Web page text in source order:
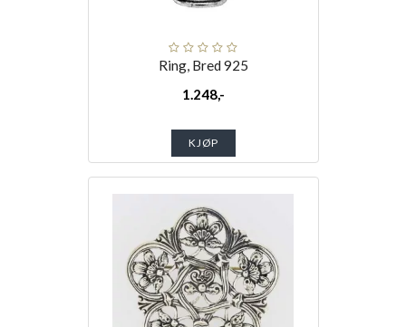
Ring, Bred 925
1.248,-
KJØP